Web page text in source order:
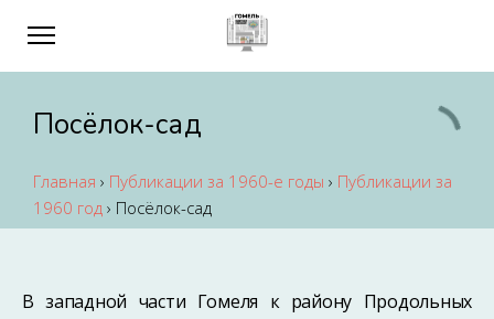
Посёлок-сад
Главная › Публикации за 1960-е годы › Публикации за
1960 год › Посёлок-сад
В западной части Гомеля к району Продольных